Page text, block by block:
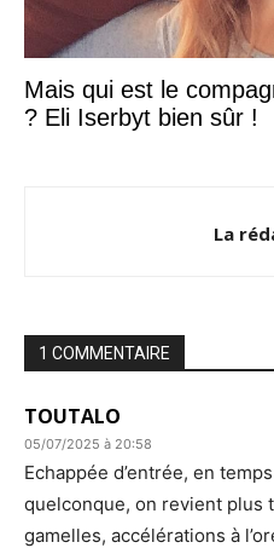
Mais qui est le
? Eli Iserbyt bien sûr !
La
1 COMMENTAIRE
TOUTALO
05/07/2025 à 20:58
Echappée d’entrée, en
quelconque, on revient plus
gamelles, accélérations à